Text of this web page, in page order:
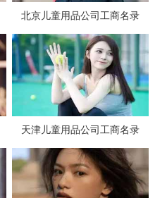
北京儿童用品公司工商名录
天津儿童用品公司工商名录